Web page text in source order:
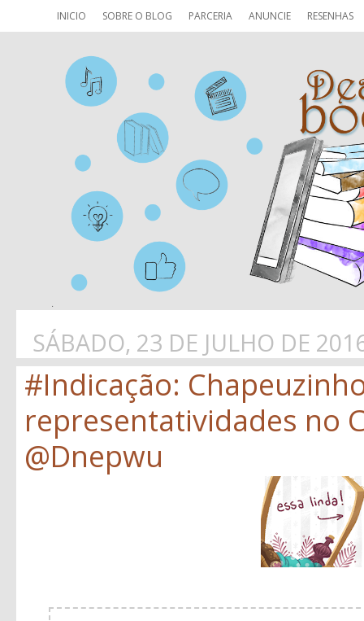
INICIO SOBRE O BLOG PARCERIA ANUNCIE RESENHAS
SÁBADO, 23 DE JULHO DE
#Indicação:
representatividades no
@Dnepwu